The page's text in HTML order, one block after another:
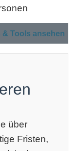
Tools ansehen
über
Fristen,